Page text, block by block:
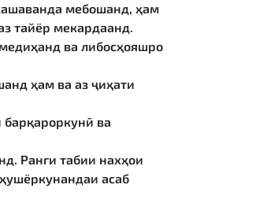
мебошанд, ҳам
тайёр мекардаанд.
ва либосҳояшро
ҳам ва аз ҷиҳати
ва
Ранги табии нахҳои
асаб